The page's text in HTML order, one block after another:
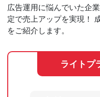
広告運用に悩んでいた企
定で売上アップを実現！
をご紹介します。
ライトプ